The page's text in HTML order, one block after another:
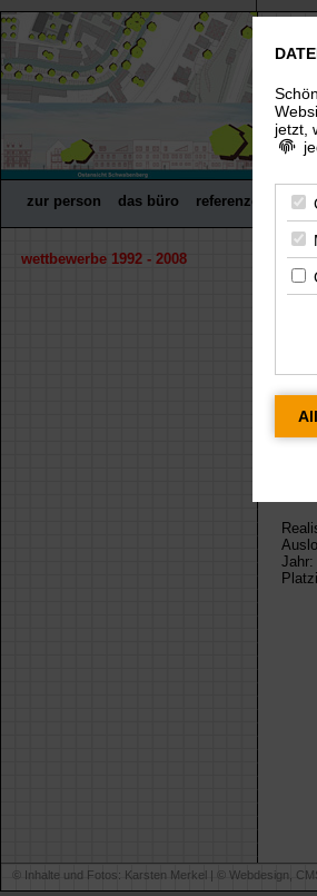
zur person das büro referenzen
wettbewerbe 1992 - 2008 «
Jahr:
© Inhalte und Fotos: Karsten Merkel | © Webdesign,
jetzt,